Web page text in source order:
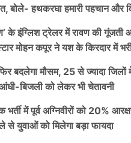
बोले- हथकरघा हमारी पहचान और
के इंग्लिश ट्रेलर में रावण की
मोहन कपूर ने यश के किरदार में
बदलेगा मौसम, 25 से ज्यादा जिलों
बिजली को लेकर भी चेतावनी
भर्ती में पूर्व अग्निवीरों को 20%
युवाओं को मिलेगा बड़ा फायदा